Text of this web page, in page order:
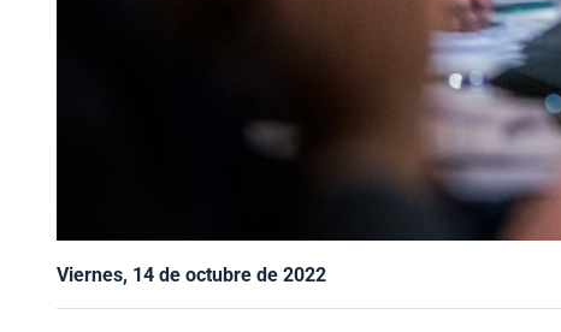
Viernes, 14 de octubre de 2022